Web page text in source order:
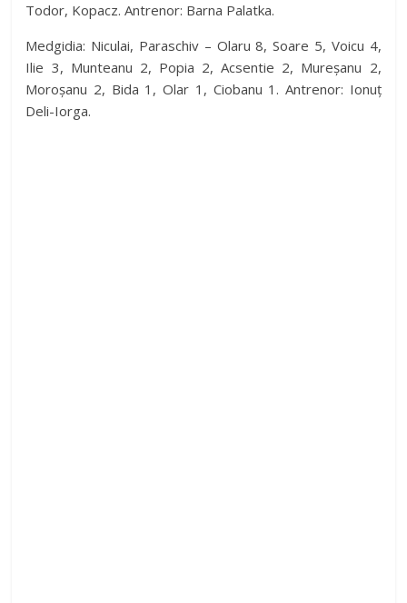
Todor, Kopacz. Antrenor: Barna Palatka.
Medgidia: Niculai, Paraschiv – Olaru 8, Soare 5, Voicu 4,
Ilie 3, Munteanu 2, Popia 2, Acsentie 2, Mureșanu 2,
Moroșanu 2, Bida 1, Olar 1, Ciobanu 1. Antrenor: Ionuț
Deli-Iorga.